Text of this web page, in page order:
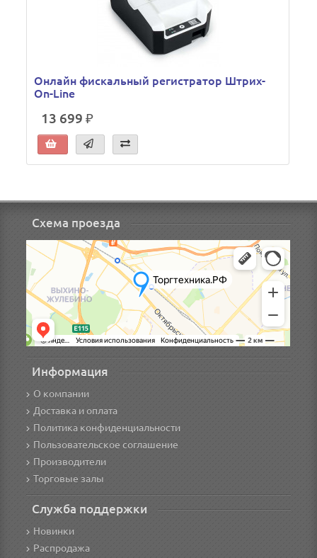
Онлайн фискальный регистратор Штрих-
On-Line
13 699 ₽
Схема проезда
Информация
О компании
Доставка и оплата
Политика конфиденциальности
Пользовательское соглашение
Производители
Торговые залы
Служба поддержки
Новинки
Распродажа